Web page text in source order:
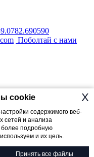
cookie X
содержимого веб-
сетей и анализа
подробную
и их цель.
Принять все файлы
Поболтай с нами
with resources
co-financed with the
Region.
1